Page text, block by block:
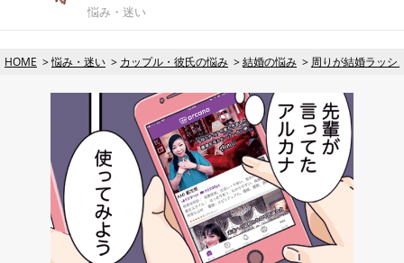
悩み・迷い
HOME 悩み・迷い カップル・彼氏の悩み 結婚の悩み 周りが結婚ラッシ